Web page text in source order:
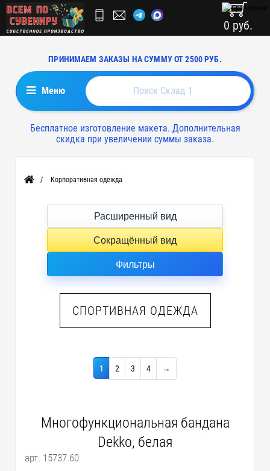
ПРИНИМАЕМ ЗАКАЗЫ НА СУММУ ОТ 2500 РУБ.
0 руб.
Меню
Бесплатное изготовление макета. Дополнительная
скидка при увеличении суммы заказа.
Главная Корпоративная одежда
Расширенный вид
Сокращённый вид
Фильтры
СПОРТИВНАЯ ОДЕЖДА
1 2 3 4 →
Многофункциональная бандана
Dekko, белая
арт. 15737.60